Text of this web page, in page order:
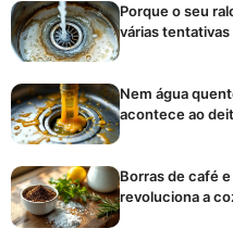
Porque o seu
várias tentativas
Nem água
acontece ao
Borras de café
revoluciona a